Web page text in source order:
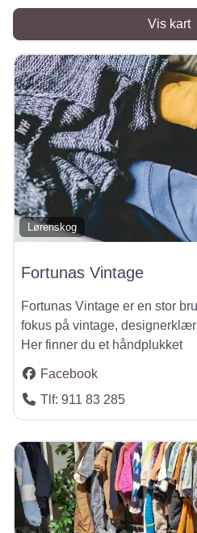
Vis kart
Lørenskog
Fortunas Vintage
Fortunas Vintage er en stor
fokus på vintage,
Her finner du et håndplukket
Facebook
Tlf: 911 83 285